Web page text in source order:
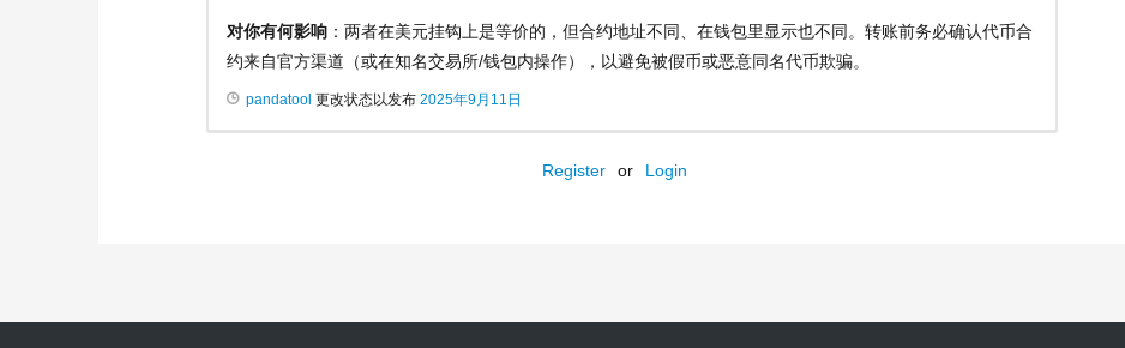
对你有何影响 ：两者在美元挂钩上是等价的，但合约地址不同、在钱包里显示也不同。转账前务必确认代币合
约来自官方渠道（或在知名交易所/钱包内操作），以避免被假币或恶意同名代币欺骗。
pandatool 更改状态以发布 2025年9月11日
Register or Login